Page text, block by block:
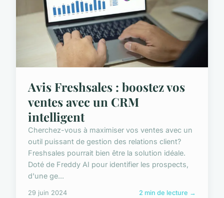
Avis Freshsales : boostez vos
ventes avec un CRM
intelligent
Cherchez-vous à maximiser vos ventes avec un
outil puissant de gestion des relations client?
Freshsales pourrait bien être la solution idéale.
Doté de Freddy AI pour identifier les prospects,
d'une ge...
29 juin 2024 2 min de lecture →